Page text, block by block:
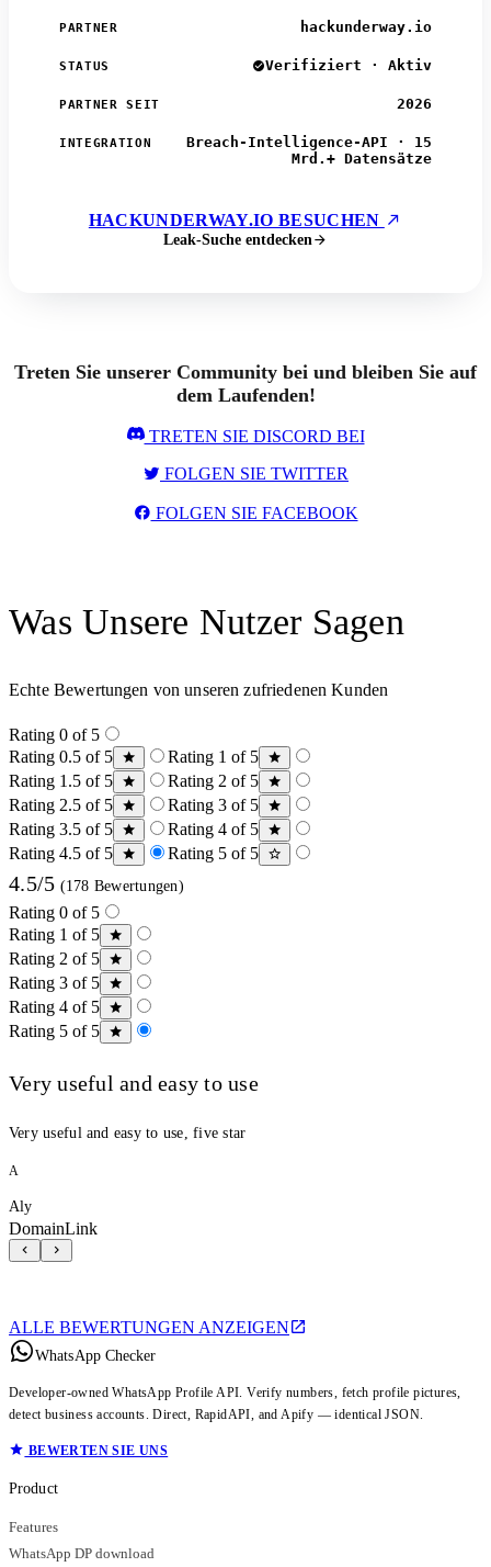
PARTNER hackunderway.io
STATUS Verifiziert · Aktiv
PARTNER SEIT 2026
INTEGRATION
Breach-Intelligence-API · 15
Mrd.+ Datensätze
HACKUNDERWAY.IO BESUCHEN
Leak-Suche entdecken
Treten Sie unserer Community bei und bleiben Sie auf
dem Laufenden!
TRETEN SIE DISCORD BEI
FOLGEN SIE TWITTER
FOLGEN SIE FACEBOOK
Was Unsere Nutzer Sagen
Echte Bewertungen von unseren zufriedenen Kunden
Rating 0 of 5
Rating 0.5 of 5
Rating 1 of 5
Rating 1.5 of 5
Rating 2 of 5
Rating 2.5 of 5
Rating 3 of 5
Rating 3.5 of 5
Rating 4 of 5
Rating 4.5 of 5
Rating 5 of 5
4.5/5 (178 Bewertungen)
Rating 0 of 5
Rating 1 of 5
Rating 2 of 5
Rating 3 of 5
Rating 4 of 5
Rating 5 of 5
Very useful and easy to use
Very useful and easy to use, five star
A
Aly
DomainLink
ALLE BEWERTUNGEN ANZEIGEN
WhatsApp Checker
Developer-owned WhatsApp Profile API. Verify numbers, fetch profile pictures,
detect business accounts. Direct, RapidAPI, and Apify — identical JSON.
BEWERTEN SIE UNS
Product
Features
WhatsApp DP download